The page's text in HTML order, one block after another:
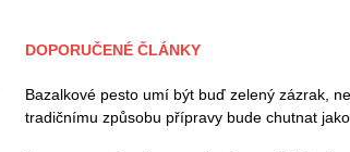
DOPORUČENÉ ČLÁNKY
Bazalkové pesto umí být buď zelený zázrak,
tradičnímu způsobu přípravy bude chutnat